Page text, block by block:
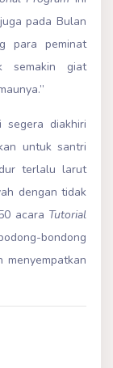
pada Bulan
para peminat
semakin giat
diakhiri
untuk santri
terlalu larut
dengan tidak
acara Tutorial
bondong
menyempatkan